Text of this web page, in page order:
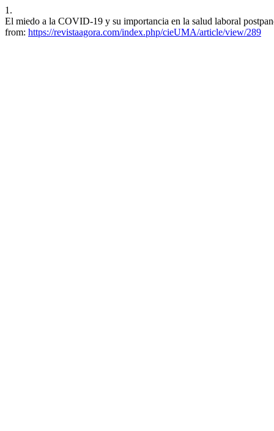
1.
El miedo a la COVID-19 y su importancia en la salud laboral
from: https://revistaagora.com/index.php/cieUMA/article/view/289